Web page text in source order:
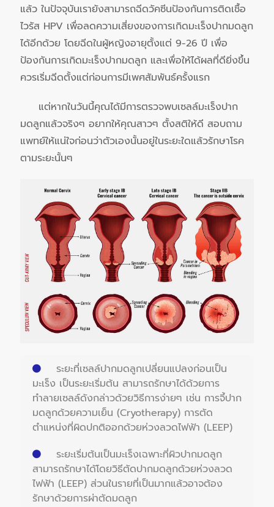
แล้ว ในปัจจุบันเรายังสามารถฉีดวัคซีนป้องกันการติดเชื้อ
ไวรัส HPV เพื่อลดความเสี่ยงของการเกิดมะเร็งปากมดลูก
ได้อีกด้วย โดยฉีดในผู้หญิงอายุตั้งแต่ 9-26 ปี เพื่อ
ป้องกันการเกิดมะเร็งปากมดลูก และเพื่อให้ได้ผลที่ดียิ่งขึ้น
ควรเริ่มฉีดตั้งแต่ก่อนการมีเพศสัมพันธ์ครั้งแรก
แต่หากในวันนี้คุณได้มีการตรวจพบเซลล์มะเร็งปาก
มดลูกแล้วจริงๆ อยากให้คุณสาวๆ ตั้งสติให้ดี สอบถาม
แพทย์ให้แน่ใจก่อนว่าตัวเองนั้นอยู่ในระยะใดแล้วรักษาโรค
ตามระยะนั้นๆ
ระยะที่เซลล์ปากมดลูกเปลี่ยนแปลงก่อนเป็น
มะเร็ง เป็นระยะเริ่มต้น สามารถรักษาได้ด้วยการ
ทำลายเซลล์ดังกล่าวด้วยวิธีการง่ายๆ เช่น การจี้ปาก
มดลูกด้วยความเย็น (Cryotherapy) การตัด
ตำแหน่งที่ผิดปกติออกด้วยห่วงลวดไฟฟ้า (LEEP)
ระยะเริ่มต้นเป็นมะเร็งเฉพาะที่ผิวปากมดลูก
สามารถรักษาได้โดยวิธีตัดปากมดลูกด้วยห่วงลวด
ไฟฟ้า (LEEP) ส่วนในรายที่เป็นมากแล้วอาจต้อง
รักษาด้วยการผ่าตัดมดลูก